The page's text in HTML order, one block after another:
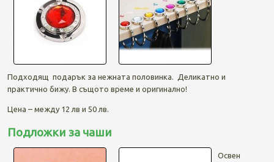
Подходящ подарък за нежната половинка. Деликатно и
практично бижу. В същото време и оригинално!
Цена – между 12 лв и 50 лв.
Подложки за чаши
Освен